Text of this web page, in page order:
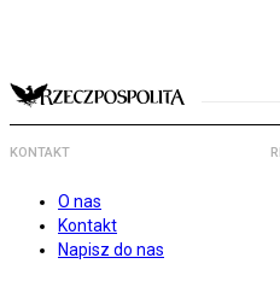
KONTAKT
O nas
Kontakt
Napisz do nas